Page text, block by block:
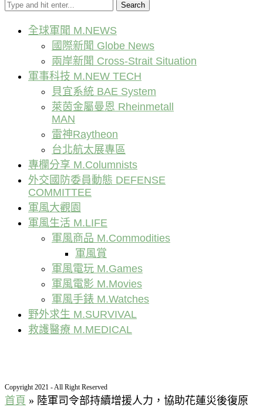
Search
全球軍聞 M.NEWS
國際新聞 Globe News
兩岸新聞 Cross-Strait Situation
軍事科技 M.NEW TECH
貝宜系統 BAE System
萊茵金屬曼恩 Rheinmetall
MAN
雷神Raytheon
台北航太展專區
專欄分享 M.Columnists
外交國防委員動態 DEFENSE
COMMITTEE
軍風大觀園
軍風生活 M.LIFE
軍風商品 M.Commodities
軍風賞
軍風電玩 M.Games
軍風電影 M.Movies
軍風手錶 M.Watches
野外求生 M.SURVIVAL
救護醫療 M.MEDICAL
Copyright 2021 - All Right Reserved
首頁 » 陸軍司令部持續增援人力，協助花蓮災後復原